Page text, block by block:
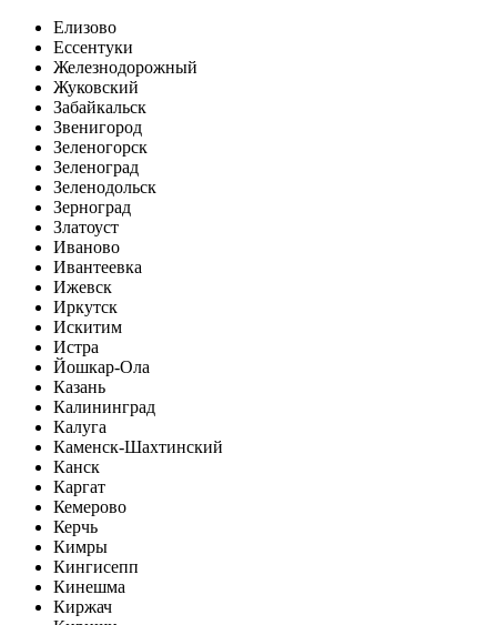
Елизово
Ессентуки
Железнодорожный
Жуковский
Забайкальск
Звенигород
Зеленогорск
Зеленоград
Зеленодольск
Зерноград
Златоуст
Иваново
Ивантеевка
Ижевск
Иркутск
Искитим
Истра
Йошкар-Ола
Казань
Калининград
Калуга
Каменск-Шахтинский
Канск
Каргат
Кемерово
Керчь
Кимры
Кингисепп
Кинешма
Киржач